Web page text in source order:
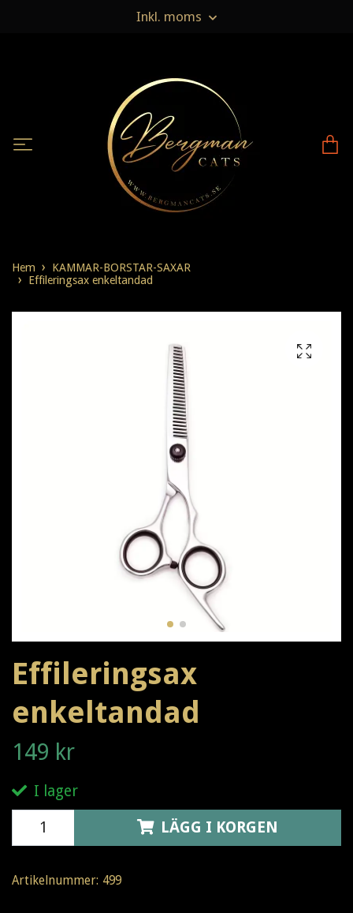
Inkl. moms
Hem
KAMMAR-BORSTAR-SAXAR
Effileringsax enkeltandad
Effileringsax
enkeltandad
149 kr
I lager
LÄGG I KORGEN
Artikelnummer: 499